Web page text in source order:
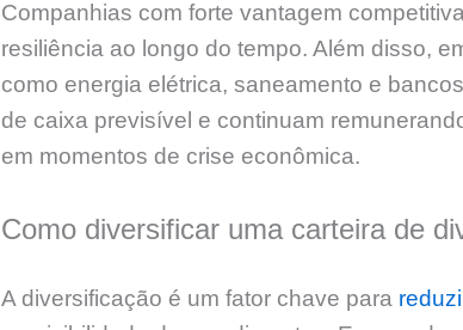
Companhias com forte vantagem
resiliência ao longo do tempo. Além disso,
como energia elétrica, saneamento e
de caixa previsível e continuam
em momentos de crise econômica.
Como diversificar uma carteira de
A diversificação é um fator chave para